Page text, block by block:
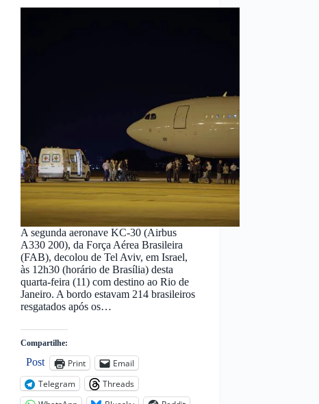
A segunda aeronave KC-30 (Airbus
A330 200), da Força Aérea Brasileira
(FAB), decolou de Tel Aviv, em Israel,
às 12h30 (horário de Brasília) desta
quarta-feira (11) com destino ao Rio de
Janeiro. A bordo estavam 214 brasileiros
resgatados após os…
Compartilhe:
Post Print
Email
Telegram
Threads